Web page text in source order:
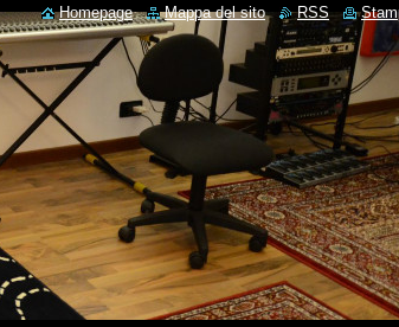
Homepage Mappa del sito RSS